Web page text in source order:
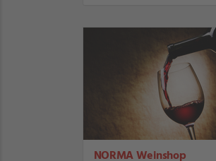
NORMA Weinshop